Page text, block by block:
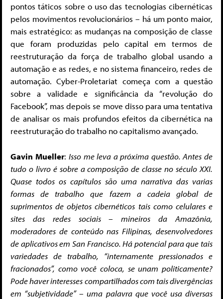
pontos táticos sobre o uso das tecnologias cibernéticas
pelos movimentos revolucionários – há um ponto maior,
mais estratégico: as mudanças na composição de classe
que foram produzidas pelo capital em termos de
reestruturação da força de trabalho global usando a
automação e as redes, e no sistema financeiro, redes de
automação. Cyber-Proletariat começa com a questão
sobre a validade e significância da “revolução do
Facebook”, mas depois se move disso para uma tentativa
de analisar os mais profundos efeitos da cibernética na
reestruturação do trabalho no capitalismo avançado.
Gavin Mueller:Isso me leva a próxima questão. Antes de
tudo o livro é sobre a composição de classe no século XXI.
Quase todos os capítulos são uma narrativa das varias
formas de trabalho que fazem a cadeia global de
suprimentos de objetos cibernéticos tais como celulares e
sites das redes sociais – mineiros da Amazônia,
moderadores de conteúdo nas Filipinas, desenvolvedores
de aplicativos em San Francisco. Há potencial para que tais
variedades de trabalho, “internamente pressionados e
fracionados”, como você coloca, se unam politicamente?
Pode haver interesses compartilhados com tais divergências
em “subjetividade” – uma palavra que você usa diversas